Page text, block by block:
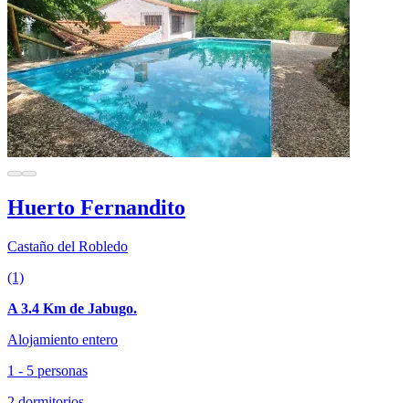
Huerto Fernandito
Castaño del Robledo
(1)
A 3.4 Km de Jabugo.
Alojamiento entero
1 - 5 personas